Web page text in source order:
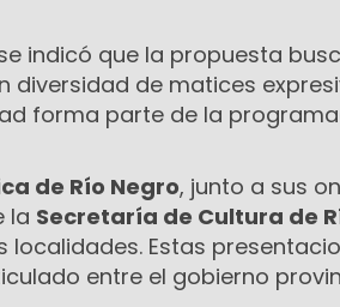
indicó que la propuesta
diversidad de matices
forma parte de la
de Río Negro, junto a sus
la Secretaría de Cultura de
localidades. Estas
entre el gobierno